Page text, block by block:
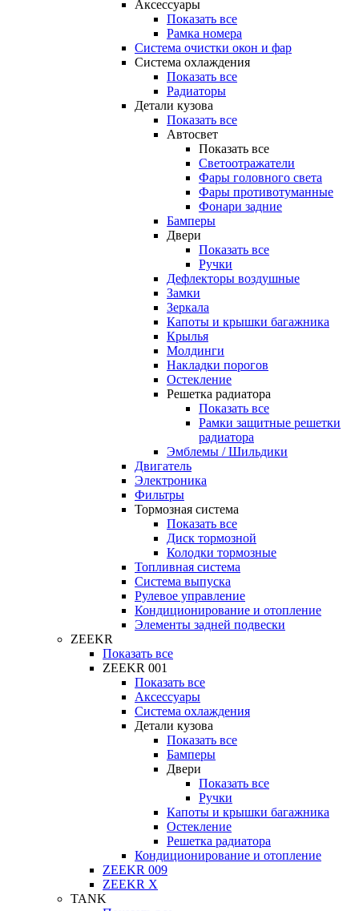
Аксессуары
Показать все
Рамка номера
Система очистки окон и фар
Система охлаждения
Показать все
Радиаторы
Детали кузова
Показать все
Автосвет
Показать все
Светоотражатели
Фары головного света
Фары противотуманные
Фонари задние
Бамперы
Двери
Показать все
Ручки
Дефлекторы воздушные
Замки
Зеркала
Капоты и крышки багажника
Крылья
Молдинги
Накладки порогов
Остекление
Решетка радиатора
Показать все
Рамки защитные решетки
радиатора
Эмблемы / Шильдики
Двигатель
Электроника
Фильтры
Тормозная система
Показать все
Диск тормозной
Колодки тормозные
Топливная система
Система выпуска
Рулевое управление
Кондиционирование и отопление
Элементы задней подвески
ZEEKR
Показать все
ZEEKR 001
Показать все
Аксессуары
Система охлаждения
Детали кузова
Показать все
Бамперы
Двери
Показать все
Ручки
Капоты и крышки багажника
Остекление
Решетка радиатора
Кондиционирование и отопление
ZEEKR 009
ZEEKR X
TANK